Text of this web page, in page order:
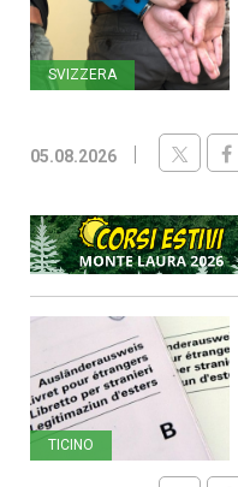
SVIZZERA
05.08.2026
TICINO